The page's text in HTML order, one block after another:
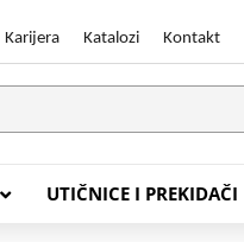
Karijera Katalozi Kontakt
UTIČNICE I PREKIDAČI